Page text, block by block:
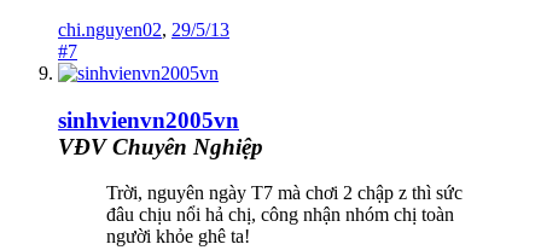
chi.nguyen02, 29/5/13
#7
sinhvienvn2005vn
VĐV Chuyên Nghiệp
Trời, nguyên ngày T7 mà chơi 2 chập z thì sức
đâu chịu nổi hả chị, công nhận nhóm chị toàn
người khỏe ghê ta!